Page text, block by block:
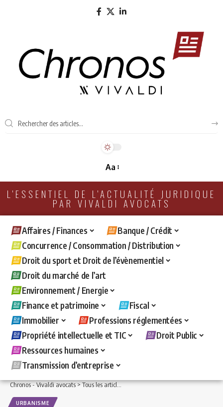
Aa
L'ESSENTIEL DE L'ACTUALITÉ JURIDIQUE
PAR VIVALDI AVOCATS
Affaires / Finances
Banque / Crédit
Concurrence / Consommation / Distribution
Droit du sport et Droit de l’évènementiel
Droit du marché de l’art
Environnement / Energie
Finance et patrimoine
Fiscal
Immobilier
Professions réglementées
Propriété intellectuelle et TIC
Droit Public
Ressources humaines
Transmission d’entreprise
Chronos - Vivaldi avocats>Tous les articles >Droit Public>Urbanisme>Pas de
URBANISME